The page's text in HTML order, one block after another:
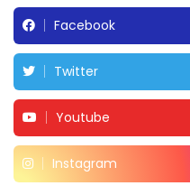
Facebook
Twitter
Youtube
Instagram